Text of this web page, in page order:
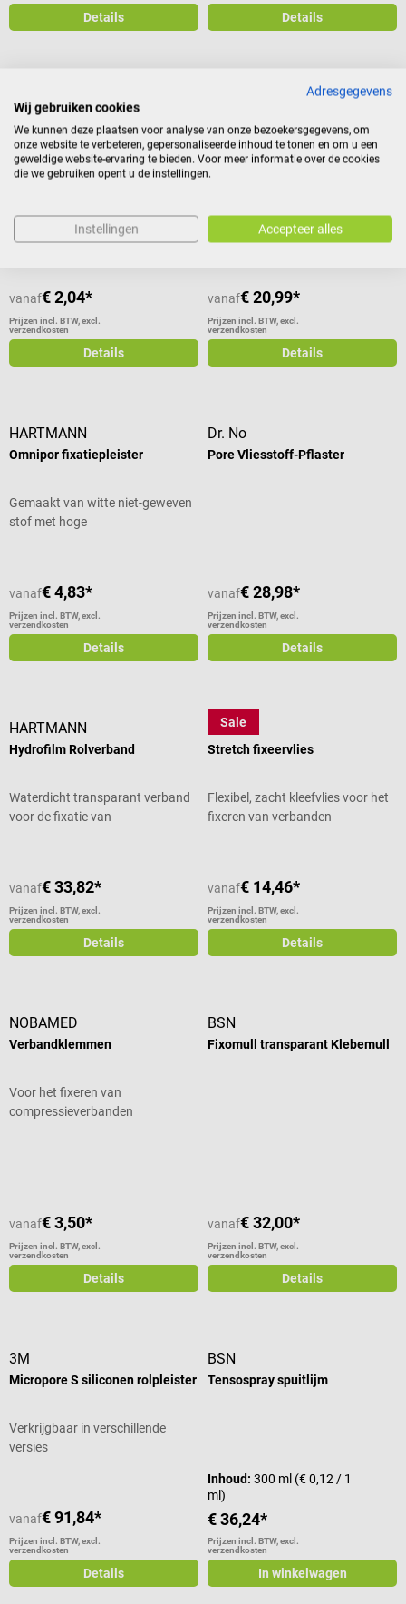
Details Details
Meditrade
ABE bevestigingsvlies
Voor het afdekken en fixeren van
Gemiddelde waardering van 5 van 5 sterren
vanaf€ 2,04*
Prijzen incl. BTW, excl.
verzendkosten
Details
Lohmann & Rauscher
Gemaakt van witte rekbare non-
vanaf€ 20,99*
Prijzen incl. BTW, excl.
verzendkosten
Details
HARTMANN
Omnipor fixatiepleister
Gemaakt van witte niet-geweven
stof met hoge
vanaf€ 4,83*
Prijzen incl. BTW, excl.
verzendkosten
Details
Dr. No
Pore Vliesstoff-Pflaster
vanaf€ 28,98*
Prijzen incl. BTW, excl.
verzendkosten
Details
HARTMANN
Hydrofilm Rolverband
Waterdicht transparant verband
voor de fixatie van
vanaf€ 33,82*
Prijzen incl. BTW, excl.
verzendkosten
Details
Sale
Dr. No
Stretch fixeervlies
Flexibel, zacht kleefvlies voor het
fixeren van verbanden
vanaf€ 14,46*
Prijzen incl. BTW, excl.
verzendkosten
Details
NOBAMED
Verbandklemmen
Voor het fixeren van
compressieverbanden
vanaf€ 3,50*
Prijzen incl. BTW, excl.
verzendkosten
Details
BSN
Fixomull transparant Klebemull
vanaf€ 32,00*
Prijzen incl. BTW, excl.
verzendkosten
Details
3M
Micropore S siliconen rolpleister
Verkrijgbaar in verschillende
versies
vanaf€ 91,84*
Prijzen incl. BTW, excl.
verzendkosten
Details
BSN
Tensospray spuitlijm
Inhoud:300 ml (€ 0,12 / 1
ml)
€ 36,24*
Prijzen incl. BTW, excl.
verzendkosten
In winkelwagen
Adresgegevens
Wij gebruiken cookies
We kunnen deze plaatsen voor analyse van onze bezoekersgegevens, om
onze website te verbeteren, gepersonaliseerde inhoud te tonen en om u een
geweldige website-ervaring te bieden. Voor meer informatie over de cookies
die we gebruiken opent u de instellingen.
Instellingen Accepteer alles